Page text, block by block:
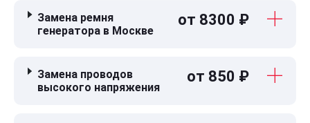
Замена ремня
генератора в Москве
от 8300 ₽
Замена проводов
высокого напряжения
от 850 ₽